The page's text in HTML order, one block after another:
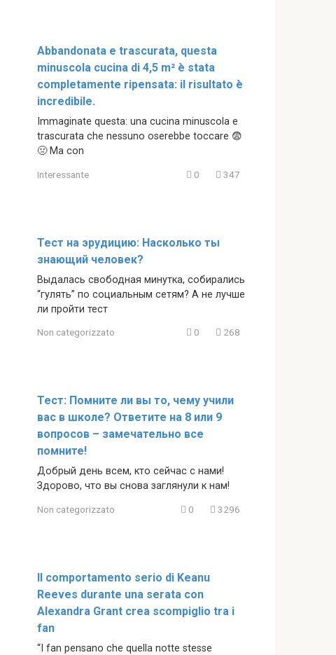
Abbandonata e trascurata, questa
minuscola cucina di 4,5 m² è stata
completamente ripensata: il risultato è
incredibile.
Immaginate questa: una cucina minuscola e
trascurata che nessuno oserebbe toccare 😨
🤢 Ma con
Interessante 0 347
Тест на эрудицию: Насколько ты
знающий человек?
Выдалась свободная минутка, собирались
“гулять” по социальным сетям? А не лучше
ли пройти тест
Non categorizzato 0 268
Тест: Помните ли вы то, чему учили
вас в школе? Ответите на 8 или 9
вопросов – замечательно все
помните!
Добрый день всем, кто сейчас с нами!
Здорово, что вы снова заглянули к нам!
Non categorizzato 0 3296
Il comportamento serio di Keanu
Reeves durante una serata con
Alexandra Grant crea scompiglio tra i
fan
“I fan pensano che quella notte stesse